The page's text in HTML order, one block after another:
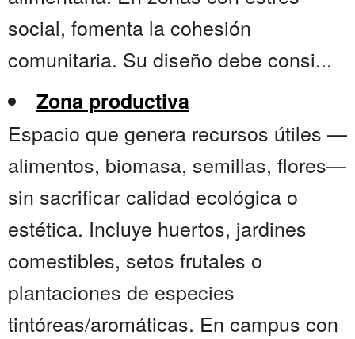
social, fomenta la cohesión
comunitaria. Su diseño debe consi...
Zona productiva
Espacio que genera recursos útiles —
alimentos, biomasa, semillas, flores—
sin sacrificar calidad ecológica o
estética. Incluye huertos, jardines
comestibles, setos frutales o
plantaciones de especies
tintóreas/aromáticas. En campus con